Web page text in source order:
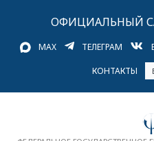
ОФИЦИАЛЬНЫЙ
MAX ТЕЛЕГРАМ
КОНТАКТЫ